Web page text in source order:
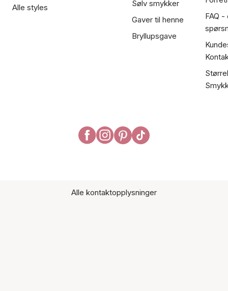
Alle styles
Sølv smykker
Gaver til henne
Bryllupsgave
FAQ
Alle kontaktopplysninger